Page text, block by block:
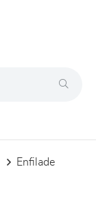
enfilade